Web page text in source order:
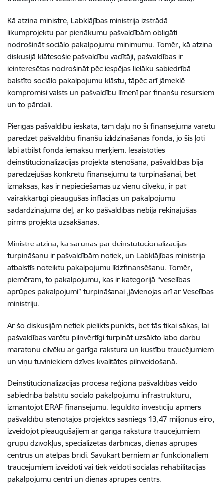
Kā atzina ministre, Labklājības ministrija izstrādā
likumprojektu par pienākumu pašvaldībām obligāti
nodrošināt sociālo pakalpojumu minimumu. Tomēr, kā atzina
diskusijā klātesošie pašvaldību vadītāji, pašvaldības ir
ieinteresētas nodrošināt pēc iespējas lielāku sabiedrībā
balstīto sociālo pakalpojumu klāstu, tāpēc arī jāmeklē
kompromisi valsts un pašvaldību līmenī par finanšu resursiem
un to pārdali.
Pierīgas pašvaldību ieskatā, tām daļu no šī finansējuma varētu
paredzēt pašvaldību finanšu izlīdzināšanas fondā, jo šis ļoti
labi atbilst fonda iemaksu mērķiem. Iesaistoties
deinstitucionalizācijas projekta īstenošanā, pašvaldības bija
paredzējušas konkrētu finansējumu tā turpināšanai, bet
izmaksas, kas ir nepieciešamas uz vienu cilvēku, ir pat
vairākkārtīgi pieaugušas inflācijas un pakalpojumu
sadārdzinājuma dēļ, ar ko pašvaldības nebija rēkinājušās
pirms projekta uzsākšanas.
Ministre atzina, ka sarunas par deinstutucionalizācijas
turpināšanu ir pašvaldībām notiek, un Labklājības ministrija
atbalstīs noteiktu pakalpojumu līdzfinansēšanu. Tomēr,
piemēram, to pakalpojumu, kas ir kategorijā “veselības
aprūpes pakalpojumi” turpināšanai ,jāvienojas arī ar Veselības
ministriju.
Ar šo diskusijām netiek pielikts punkts, bet tās tikai sākas, lai
pašvaldības varētu pilnvērtīgi turpināt uzsākto labo darbu
maratonu cilvēku ar garīga rakstura un kustību traucējumiem
un viņu tuviniekiem dzīves kvalitātes pilnveidošanā.
Deinstitucionalizācijas procesā reģiona pašvaldības veido
sabiedrībā balstītu sociālo pakalpojumu infrastruktūru,
izmantojot ERAF finansējumu. Ieguldīto investīciju apmērs
pašvaldību īstenotajos projektos sasniegs 13,47 miljonus eiro,
izveidojot pieaugušajiem ar garīga rakstura traucējumiem
grupu dzīvokļus, specializētās darbnīcas, dienas aprūpes
centrus un atelpas brīdi. Savukārt bērniem ar funkcionāliem
traucējumiem izveidoti vai tiek veidoti sociālās rehabilitācijas
pakalpojumu centri un dienas aprūpes centrs.